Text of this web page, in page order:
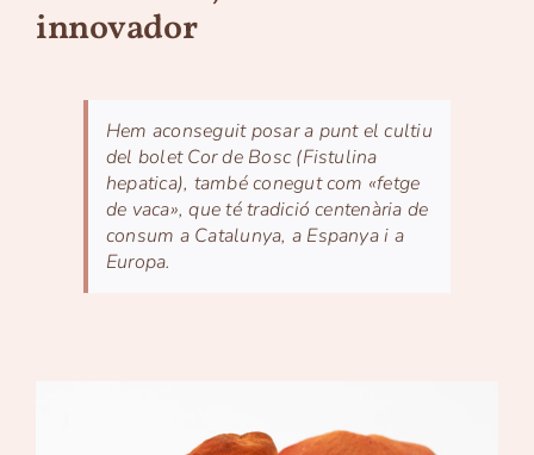
innovador
Hem aconseguit posar a punt el cultiu
del bolet Cor de Bosc (Fistulina
hepatica), també conegut com «fetge
de vaca», que té tradició centenària de
consum a Catalunya, a Espanya i a
Europa.